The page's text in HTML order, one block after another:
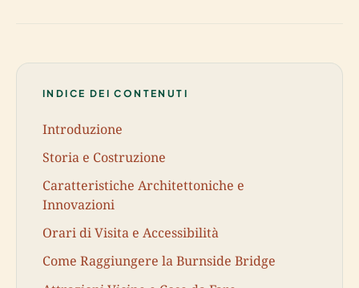
INDICE DEI CONTENUTI
Introduzione
Storia e Costruzione
Caratteristiche Architettoniche e
Innovazioni
Orari di Visita e Accessibilità
Come Raggiungere la Burnside Bridge